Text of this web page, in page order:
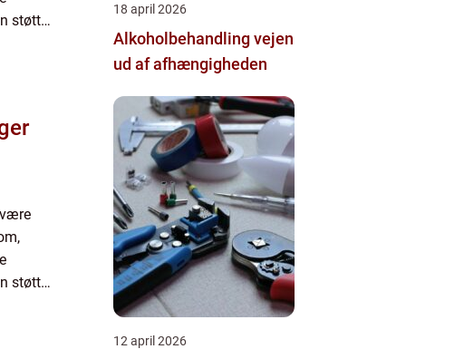
støtte
støtte
18 april 2026
Alkoholbehandling vejen
ud af afhængigheden
12 april 2026